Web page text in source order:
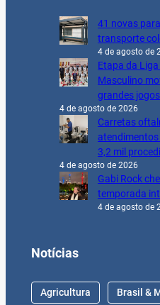
41 novas
transporte
4 de agosto de
Etapa da
Masculino
grandes jogos
4 de agosto de 2026
Carretas
atendimentos
3,2 mil
4 de agosto de 2026
Gabi Rock
temporada
4 de agosto de
Notícias
Agricultura Brasil &